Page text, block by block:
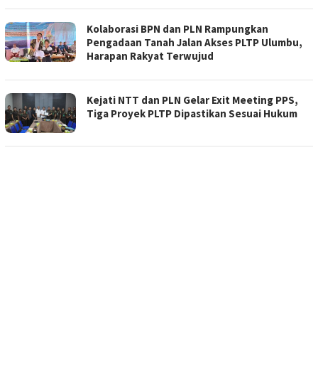
Kolaborasi BPN dan PLN Rampungkan
Pengadaan Tanah Jalan Akses PLTP Ulumbu,
Harapan Rakyat Terwujud
Kejati NTT dan PLN Gelar Exit Meeting PPS,
Tiga Proyek PLTP Dipastikan Sesuai Hukum